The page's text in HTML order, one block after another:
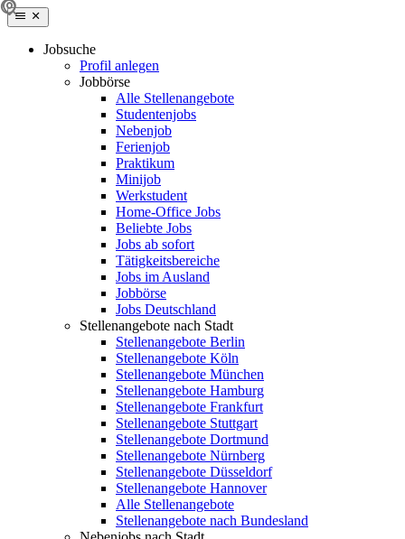
Jobsuche
Profil anlegen
Jobbörse
Alle Stellenangebote
Studentenjobs
Nebenjob
Ferienjob
Praktikum
Minijob
Werkstudent
Home-Office Jobs
Beliebte Jobs
Jobs ab sofort
Tätigkeitsbereiche
Jobs im Ausland
Jobbörse
Jobs Deutschland
Stellenangebote nach Stadt
Stellenangebote Berlin
Stellenangebote Köln
Stellenangebote München
Stellenangebote Hamburg
Stellenangebote Frankfurt
Stellenangebote Stuttgart
Stellenangebote Dortmund
Stellenangebote Nürnberg
Stellenangebote Düsseldorf
Stellenangebote Hannover
Alle Stellenangebote
Stellenangebote nach Bundesland